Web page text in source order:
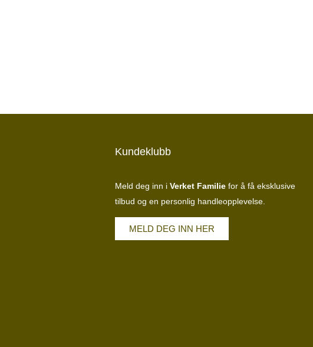
Kundeklubb
Meld deg inn i Verket Familie for å få eksklusive
tilbud og en personlig handleopplevelse.
MELD DEG INN HER